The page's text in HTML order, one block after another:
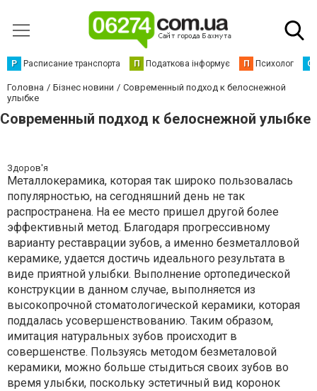
Р Расписание транспорта П Податкова інформує П Психолог С
Головна Бізнес новини
Современный подход к белоснежной
улыбке
Современный подход к белоснежной улыбке
Здоров'я
Металлокерамика, которая так широко пользовалась
популярностью, на сегодняшний день не так
распространена. На ее место пришел другой более
эффективный метод. Благодаря прогрессивному
варианту реставрации зубов, а именно безметалловой
керамике, удается достичь идеального результата в
виде приятной улыбки. Выполнение ортопедической
конструкции в данном случае, выполняется из
высокопрочной стоматологической керамики, которая
поддалась усовершенствованию. Таким образом,
имитация натуральных зубов происходит в
совершенстве. Пользуясь методом безметаловой
керамики, можно больше стыдиться своих зубов во
время улыбки, поскольку эстетичный вид коронок